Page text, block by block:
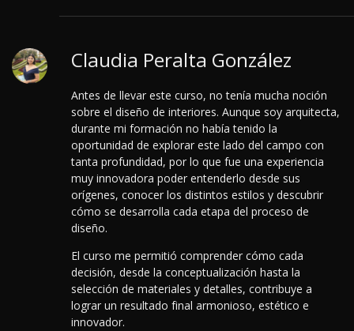
Claudia Peralta González
Antes de llevar este curso, no tenía mucha noción
sobre el diseño de interiores. Aunque soy arquitecta,
durante mi formación no había tenido la
oportunidad de explorar este lado del campo con
tanta profundidad, por lo que fue una experiencia
muy innovadora poder entenderlo desde sus
orígenes, conocer los distintos estilos y descubrir
cómo se desarrolla cada etapa del proceso de
diseño.
El curso me permitió comprender cómo cada
decisión, desde la conceptualización hasta la
selección de materiales y detalles, contribuye a
lograr un resultado final armonioso, estético e
innovador.